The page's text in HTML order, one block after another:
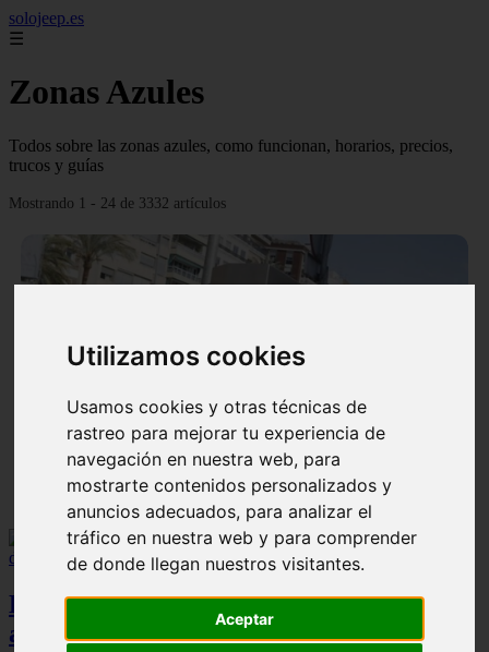
Utilizamos cookies
Usamos cookies y otras técnicas de
rastreo para mejorar tu experiencia de
navegación en nuestra web, para
mostrarte contenidos personalizados y
anuncios adecuados, para analizar el
tráfico en nuestra web y para comprender
de donde llegan nuestros visitantes.
Aceptar
solojeep.es
☰
Zonas Azules
Todos sobre las zonas azules, como funcionan, horarios, precios,
trucos y guías
Mostrando 1 - 24 de 3332 artículos
▷ Zona Azul Córdoba 《 Horarios y Tarifas 2024 》
El Dacia Sandero presenta un índice de
accidentabilidad por debajo de la media